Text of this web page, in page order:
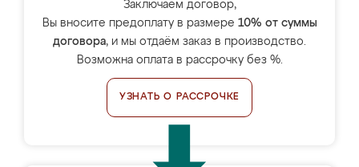
Заключаем договор,
Вы вносите предоплату в размере 10% от суммы
договора, и мы отдаём заказ в производство.
Возможна оплата в рассрочку без %.
УЗНАТЬ О РАССРОЧКЕ